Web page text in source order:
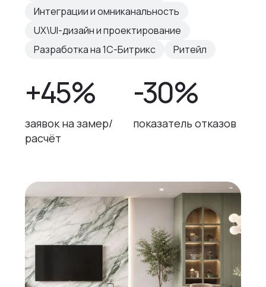
Интеграции и омниканальность
UX\UI-дизайн и проектирование
Разработка на 1С-Битрикс
Ритейл
+45%
заявок на замер/
расчёт
-30%
показатель отказов